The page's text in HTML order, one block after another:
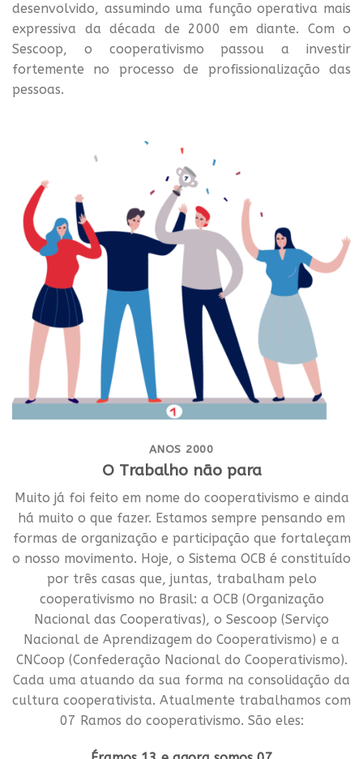
desenvolvido, assumindo uma função operativa mais
expressiva da década de 2000 em diante. Com o
Sescoop, o cooperativismo passou a investir
fortemente no processo de profissionalização das
pessoas.
ANOS 2000
O Trabalho não para
Muito já foi feito em nome do cooperativismo e ainda
há muito o que fazer. Estamos sempre pensando em
formas de organização e participação que fortaleçam
o nosso movimento. Hoje, o Sistema OCB é constituído
por três casas que, juntas, trabalham pelo
cooperativismo no Brasil: a OCB (Organização
Nacional das Cooperativas), o Sescoop (Serviço
Nacional de Aprendizagem do Cooperativismo) e a
CNCoop (Confederação Nacional do Cooperativismo).
Cada uma atuando da sua forma na consolidação da
cultura cooperativista. Atualmente trabalhamos com
07 Ramos do cooperativismo. São eles: